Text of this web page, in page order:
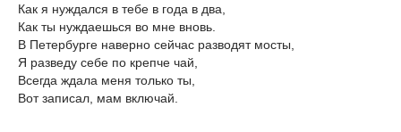
Как я нуждался в тебе в года в два,
Как ты нуждаешься во мне вновь.
В Петербурге наверно сейчас разводят мосты,
Я разведу себе по крепче чай,
Всегда ждала меня только ты,
Вот записал, мам включай.